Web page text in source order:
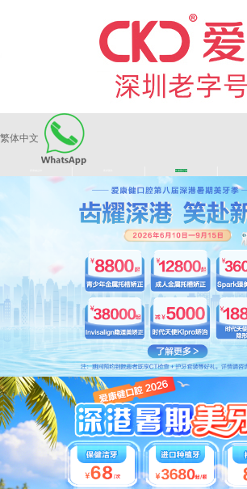
繁体中文
长者医疗券